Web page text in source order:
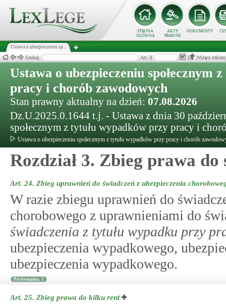
STRONA
GŁÓWNA
AKTY
PRAWNE
DOKUMENTY
Ustawa o ubezpieczeniu sp...
Szukaj: Art./§ Wyłącz
Ustawa o ubezpieczeniu społecznym
pracy i chorób zawodowych
Stan prawny aktualny na dzień: 07.08.2026
Dz.U.2025.0.1644 t.j. - Ustawa z dnia 30
społecznym z tytułu wypadków przy pracy i
Ustawa o ubezpieczeniu społecznym z tytułu wypadków przy pracy i chorób
Rozdział 3. Zbieg prawa do
Art. 24. Zbieg uprawnień do świadczeń z ubezpieczenia
W razie zbiegu uprawnień do
chorobowego z uprawnieniami do
świadczenia z tytułu wypadku przy
ubezpieczenia wypadkowego,
ubezpieczenia wypadkowego.
Porównania: 1
Art. 25. Zbieg prawa do kilku rent